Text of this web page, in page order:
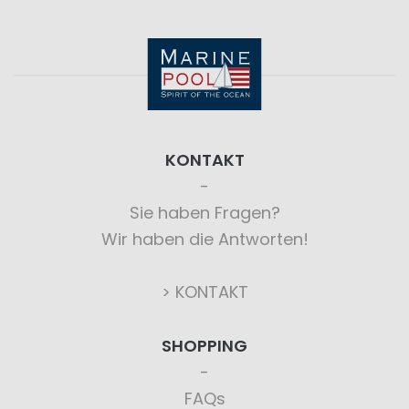
KONTAKT
Sie haben Fragen?
Wir haben die Antworten!
> KONTAKT
SHOPPING
FAQs